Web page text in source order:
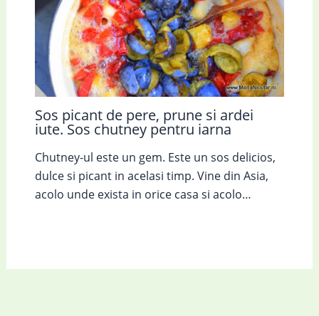
Sos picant de pere, prune si ardei
iute. Sos chutney pentru iarna
Chutney-ul este un gem. Este un sos delicios,
dulce si picant in acelasi timp. Vine din Asia,
acolo unde exista in orice casa si acolo…